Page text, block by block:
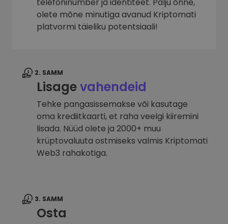
olete mõne minutiga avanud Kriptomati
platvormi täieliku potentsiaali!
2. SAMM
Lisagevahendeid
Tehke pangasissemakse või kasutage
oma krediitkaarti, et raha veelgi kiiremini
lisada. Nüüd olete ja 2000+ muu
krüptovaluuta ostmiseks valmis Kriptomati
Web3 rahakotiga.
3. SAMM
Osta